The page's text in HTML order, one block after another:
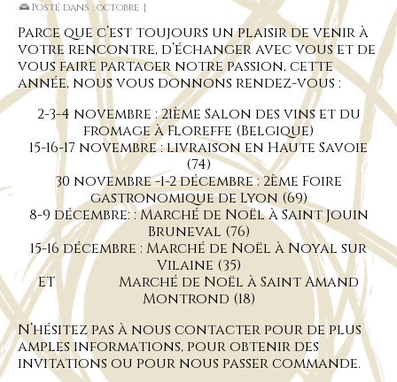
Posté dans :octobre |
Parce que c’est toujours un plaisir de venir à
votre rencontre, d’échanger avec vous et de
vous faire partager notre passion, cette
année, nous vous donnons rendez-vous :
2-3-4 novembre : 21ème Salon des vins et du
fromage à Floreffe (Belgique)
15-16-17 novembre : livraison en Haute Savoie
(74)
30 novembre -1-2 décembre : 2ème Foire
gastronomique de Lyon (69)
8-9 décembre: : Marché de Noël à Saint Jouin
Bruneval (76)
15-16 décembre : Marché de Noël à Noyal sur
Vilaine (35)
ET Marché de Noël à Saint Amand
Montrond (18)
N’hésitez pas à nous contacter pour de plus
amples informations, pour obtenir des
invitations ou pour nous passer commande.